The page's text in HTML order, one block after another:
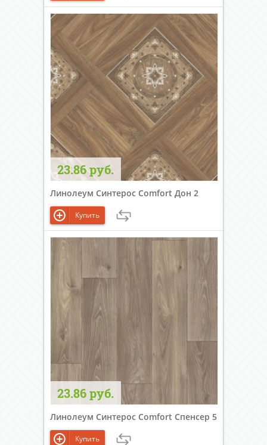
23.86 руб.
Линолеум Синтерос Comfort Дон 2
Купить
23.86 руб.
Линолеум Синтерос Comfort Спенсер 5
Купить